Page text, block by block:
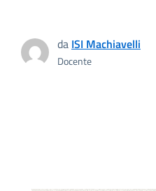
da ISI Machiavelli
Docente